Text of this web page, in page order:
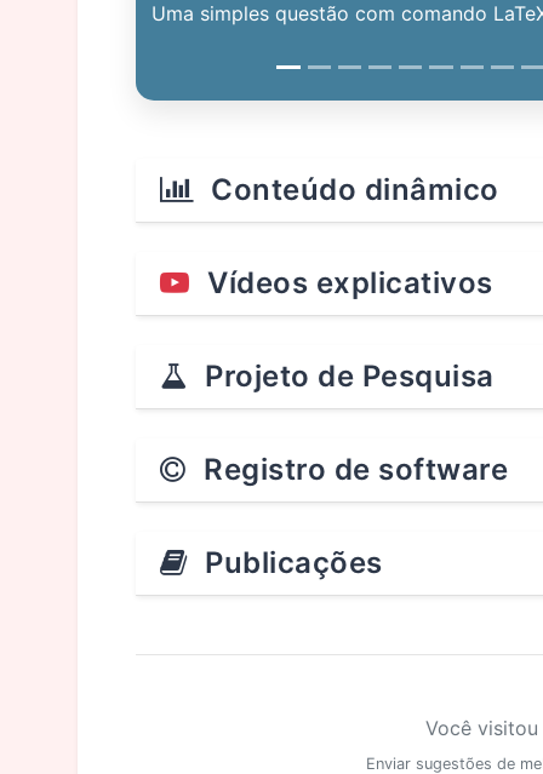
Uma simples questão com comando
Conteúdo dinâmico
Vídeos explicativos
Projeto de Pesquisa
Registro de software
Publicações
Você
Enviar sugestões de